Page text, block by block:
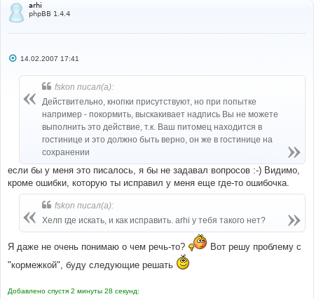
arhi
phpBB 1.4.4
С14.02.2007 17:41
fskon писал(а):
Действительно, кнопки присутствуют, но при попытке
например - покормить, выскакивает надпись Вы не можете
выполнить это действие, т.к. Ваш питомец находится в
гостинице и это должно быть верно, он же в гостинице на
сохранении
если бы у меня это писалось, я бы не задавал вопросов :-) Видимо,
кроме ошибки, которую ты исправил у меня еще где-то ошибочка.
fskon писал(а):
Хелп где искать, и как исправить. arhi у тебя такого нет?
Я даже не очень понимаю о чем речь-то?
Вот решу проблему с
"кормежкой", буду следующие решать
Добавлено спустя 2 минуты 28 секунд: